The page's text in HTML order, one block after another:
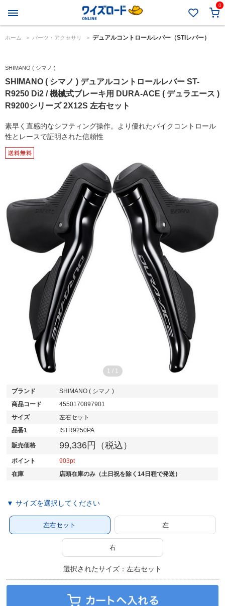
0
ホーム > パーツ・アクセサリ > デュアルコントロールレバー（STIレバー）
SHIMANO ( シマノ )
SHIMANO ( シマノ ) デュアルコントロールレバー ST-
R9250 Di2 / 機械式ブレーキ用 DURA-ACE ( デュラエース )
R9200シリーズ 2X12S 左右セット
素早く直感的なシフティング操作。より優れたバイクコントロール
性とレースで証明された信頼性
1 / 1
ブランド
SHIMANO ( シマノ )
商品コード
4550170897901
サイズ
左右セット
品番1
ISTR9250PA
販売価格 99,336円（税込）
ポイント
903
在庫
店頭在庫のみ（土日祝を除く14日程で発送）
▼ サイズを選択してください
左右セット 左
右
選択されたサイズ：左右セット